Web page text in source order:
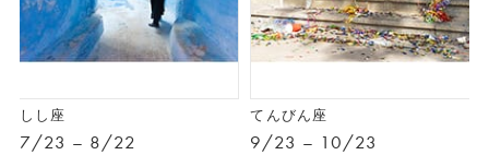
しし座
7/23 – 8/22
てんびん座
9/23 – 10/23